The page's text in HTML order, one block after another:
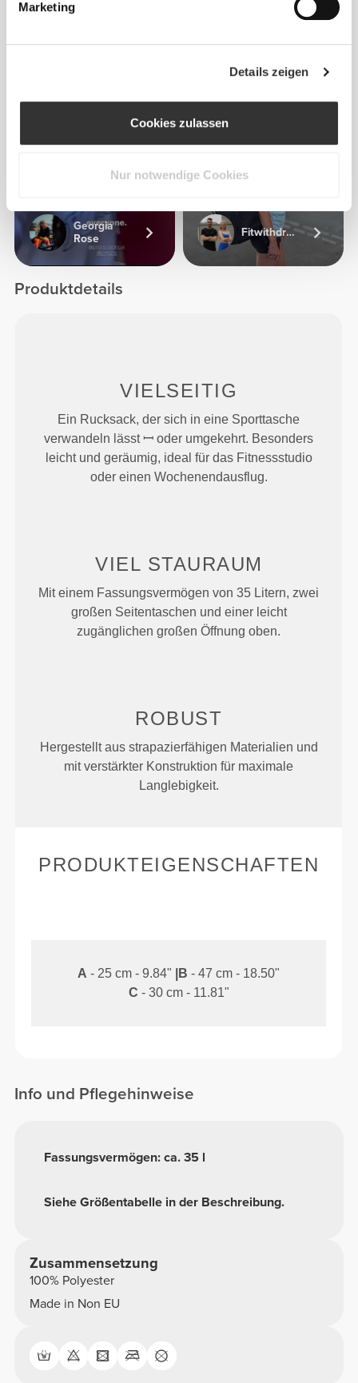
Marketing
Details zeigen
Cookies zulassen
Nur notwendige Cookies
Georgia
Rose
Attila Toth
Fitwithdriesandjolien
Produktdetails
VIELSEITIG
Ein Rucksack, der sich in eine Sporttasche
verwandeln lässt ꟷ oder umgekehrt. Besonders
leicht und geräumig, ideal für das Fitnessstudio
oder einen Wochenendausflug.
VIEL STAURAUM
Mit einem Fassungsvermögen von 35 Litern, zwei
großen Seitentaschen und einer leicht
zugänglichen großen Öffnung oben.
ROBUST
Hergestellt aus strapazierfähigen Materialien und
mit verstärkter Konstruktion für maximale
Langlebigkeit.
PRODUKTEIGENSCHAFTEN
A - 25 cm - 9.84" B - 47 cm - 18.50"
C - 30 cm - 11.81"
Info und Pflegehinweise
Siehe Größentabelle in der Beschreibung.
Fassungsvermögen: ca. 35 l
Zusammensetzung
100% Polyester
Made in Non EU